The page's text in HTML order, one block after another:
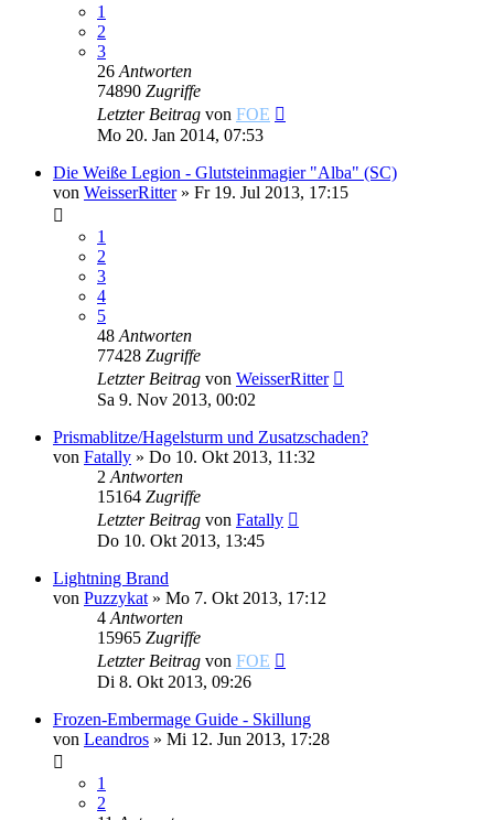
1
2
3
26 Antworten
74890 Zugriffe
Letzter Beitrag von FOE
Mo 20. Jan 2014, 07:53
Die Weiße Legion - Glutsteinmagier "Alba" (SC)
von WeisserRitter» Fr 19. Jul 2013, 17:15
1
2
3
4
5
48 Antworten
77428 Zugriffe
Letzter Beitrag von WeisserRitter
Sa 9. Nov 2013, 00:02
Prismablitze/Hagelsturm und Zusatzschaden?
von Fatally » Do 10. Okt 2013, 11:32
2 Antworten
15164 Zugriffe
Letzter Beitrag von Fatally
Do 10. Okt 2013, 13:45
Lightning Brand
von Puzzykat » Mo 7. Okt 2013, 17:12
4 Antworten
15965 Zugriffe
Letzter Beitrag von FOE
Di 8. Okt 2013, 09:26
Frozen-Embermage Guide - Skillung
von Leandros » Mi 12. Jun 2013, 17:28
1
2